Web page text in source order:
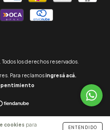
cookies para
ENTENDIDO
los derechos reservados.
Para reclamosingresá acá.